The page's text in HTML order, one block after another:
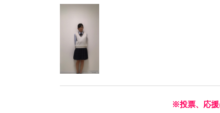
※投票、応援